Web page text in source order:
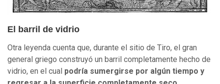
El barril de vidrio
Otra leyenda cuenta que, durante el sitio de Tiro, el gran
general griego construyó un barril completamente hecho de
vidrio, en el cual podría sumergirse por algún tiempo y